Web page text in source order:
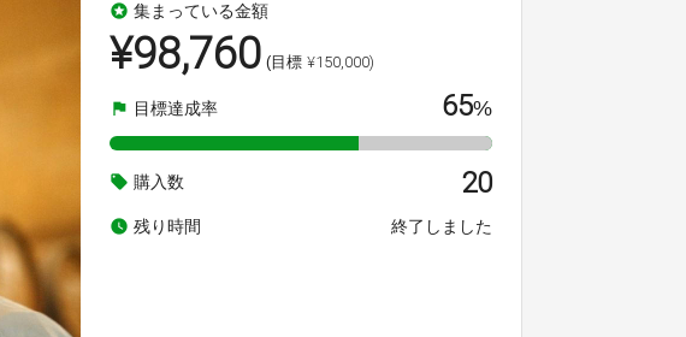
stars 集まっている金額
¥98,760 (目標 ¥150,000)
flag 目標達成率 65%
local_offer 購入数 20
watch_later 残り時間 終了しました